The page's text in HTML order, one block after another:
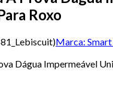
Roxo
)Marca:
Dágua Impermeável